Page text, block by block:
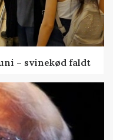
– svinekød faldt